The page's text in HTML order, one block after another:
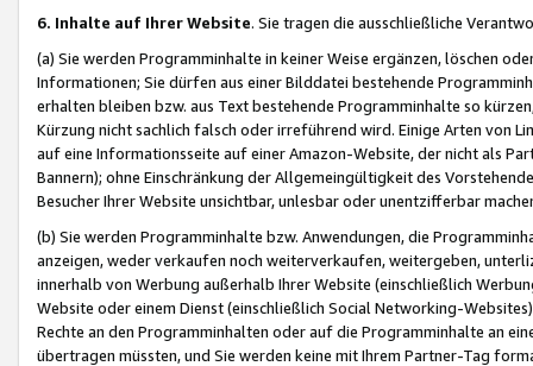
6. Inhalte auf Ihrer Website. Sie tragen die ausschließliche
(a) Sie werden Programminhalte in keiner Weise ergänzen, löschen
Informationen; Sie dürfen aus einer Bilddatei bestehende
erhalten bleiben bzw. aus Text bestehende Programminhalte so
Kürzung nicht sachlich falsch oder irreführend wird. Einige Arten von
auf eine Informationsseite auf einer Amazon-Website, der nicht als
Bannern); ohne Einschränkung der Allgemeingültigkeit des
Besucher Ihrer Website unsichtbar, unlesbar oder unentzifferbar
(b) Sie werden Programminhalte bzw. Anwendungen, die
anzeigen, weder verkaufen noch weiterverkaufen, weitergeben,
innerhalb von Werbung außerhalb Ihrer Website (einschließlich
Website oder einem Dienst (einschließlich Social Networking-
Rechte an den Programminhalten oder auf die Programminhalte an
übertragen müssten, und Sie werden keine mit Ihrem Partner-Tag